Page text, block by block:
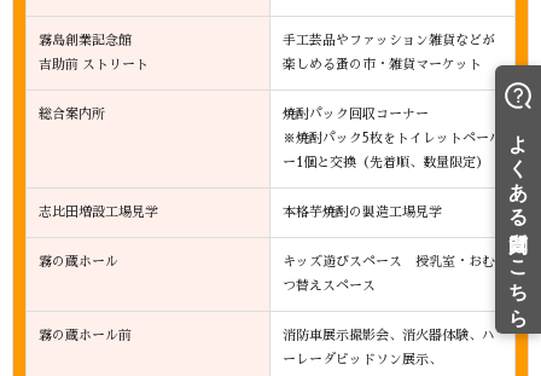
霧島創業記念館
吉助前 ストリート
手工芸品やファッション雑貨などが
楽しめる蚤の市・雑貨マーケット
総合案内所
焼酎パック回収コーナー
※焼酎パック5枚をトイレットペーパ
ー1個と交換（先着順、数量限定）
志比田増設工場見学 本格芋焼酎の製造工場見学
霧の蔵ホール
キッズ遊びスペース 授乳室・おむ
つ替えスペース
霧の蔵ホール前
消防車展示撮影会、消火器体験、ハ
ーレーダビッドソン展示、